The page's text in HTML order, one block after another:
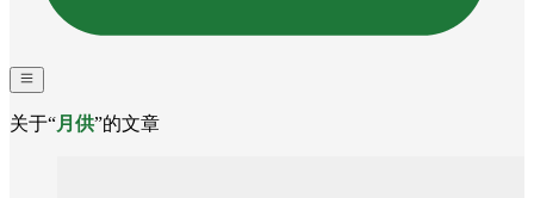
关于“月供”的文章